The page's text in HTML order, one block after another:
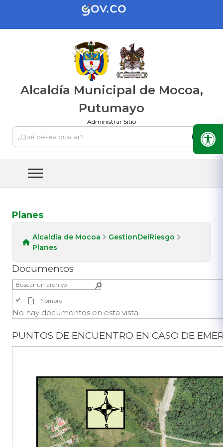
Alcaldía Municipal de Mocoa,
Putumayo
Administrar Sitio
Planes
Alcaldía de Mocoa
GestionDelRiesgo
Planes
Documentos
Nombre
No hay documentos en esta vista.
PUNTOS DE ENCUENTRO EN CASO DE